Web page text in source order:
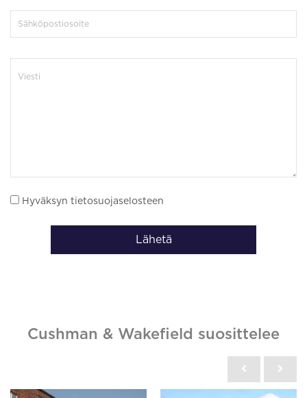
Hyväksyn tietosuojaselosteen
Lähetä
Cushman & Wakefield suosittelee